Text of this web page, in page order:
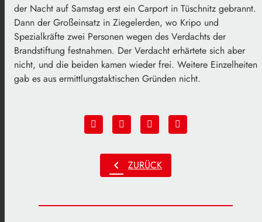
der Nacht auf Samstag erst ein Carport in Tüschnitz gebrannt.
Dann der Großeinsatz in Ziegelerden, wo Kripo und
Spezialkräfte zwei Personen wegen des Verdachts der
Brandstiftung festnahmen. Der Verdacht erhärtete sich aber
nicht, und die beiden kamen wieder frei. Weitere Einzelheiten
gab es aus ermittlungstaktischen Gründen nicht.
chevron_left ZURÜCK